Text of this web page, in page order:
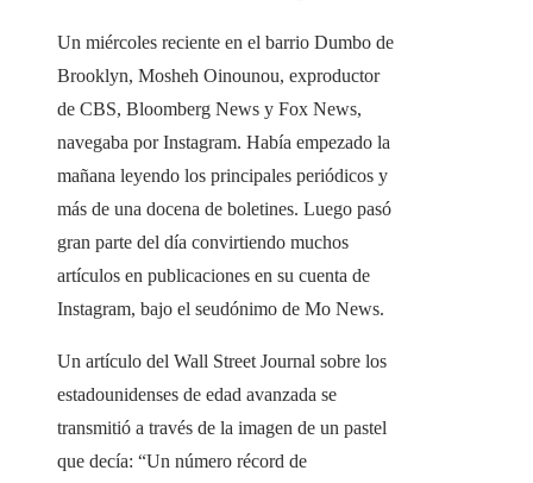
Un miércoles reciente en el barrio Dumbo de
Brooklyn, Mosheh Oinounou, exproductor
de CBS, Bloomberg News y Fox News,
navegaba por Instagram. Había empezado la
mañana leyendo los principales periódicos y
más de una docena de boletines. Luego pasó
gran parte del día convirtiendo muchos
artículos en publicaciones en su cuenta de
Instagram, bajo el seudónimo de Mo News.
Un artículo del Wall Street Journal sobre los
estadounidenses de edad avanzada se
transmitió a través de la imagen de un pastel
que decía: “Un número récord de